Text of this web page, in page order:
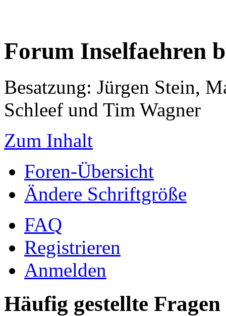
Forum Inselfaehren
Besatzung: Jürgen Stein,
Schleef und Tim Wagner
Zum Inhalt
Foren-Übersicht
Ändere Schriftgröße
FAQ
Registrieren
Anmelden
Häufig gestellte Fragen